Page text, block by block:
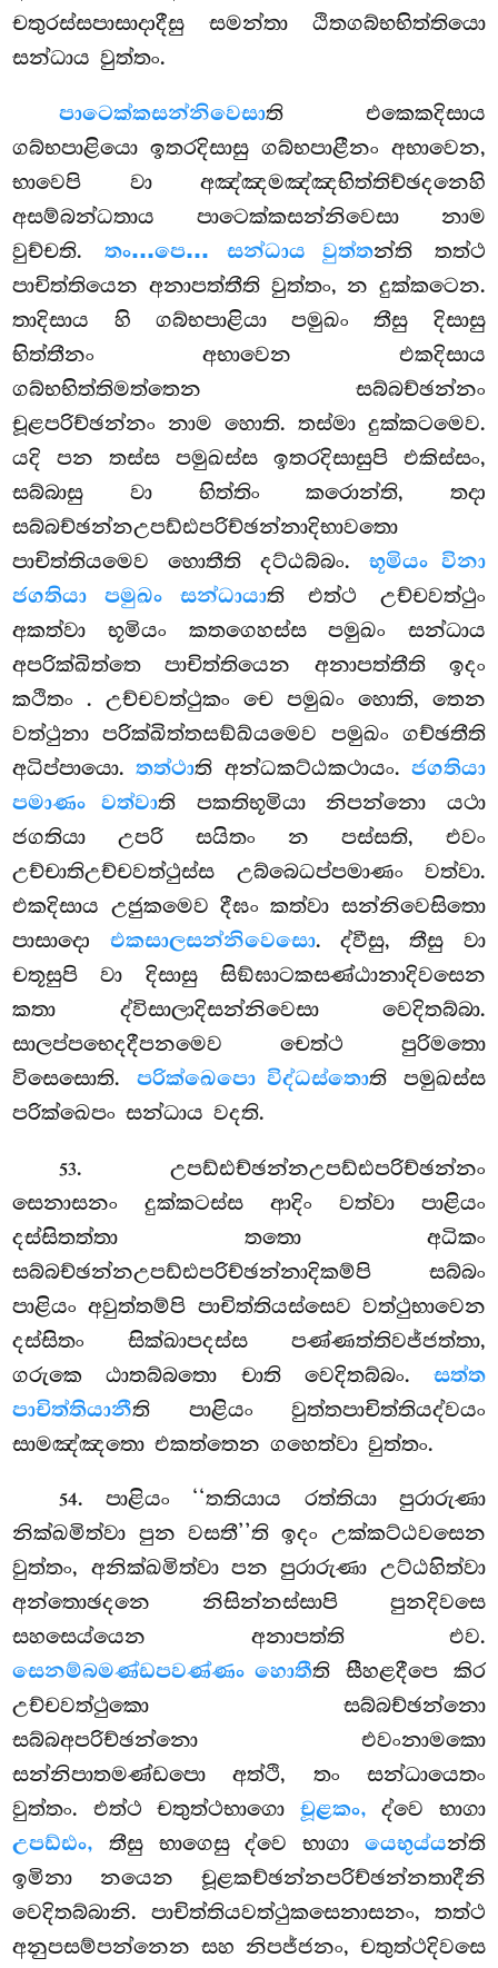
චතුරස්සපාසාදාදීසු සමන්තා ඨිතගබ්භභිත්තියො
සන්ධාය වුත්තං.
පාටෙක්කසන්නිවෙසාති එකෙකදිසාය
ගබ්භපාළියො ඉතරදිසාසු ගබ්භපාළීනං අභාවෙන,
භාවෙපි වා අඤ්ඤමඤ්ඤභිත්තිච්ඡදනෙහි
අසම්බන්ධතාය පාටෙක්කසන්නිවෙසා නාම
වුච්චති.තං…පෙ… සන්ධාය වුත්තන්ති තත්ථ
පාචිත්තියෙන අනාපත්තීති වුත්තං, න දුක්කටෙන.
තාදිසාය හි ගබ්භපාළියා පමුඛං තීසු දිසාසු
භිත්තීනං අභාවෙන එකදිසාය
ගබ්භභිත්තිමත්තෙන සබ්බච්ඡන්නං
චූළපරිච්ඡන්නං නාම හොති. තස්මා දුක්කටමෙව.
යදි පන තස්ස පමුඛස්ස ඉතරදිසාසුපි එකිස්සං,
සබ්බාසු වා භිත්තිං කරොන්ති, තදා
සබ්බච්ඡන්නඋපඩ්ඪපරිච්ඡන්නාදිභාවතො
පාචිත්තියමෙව හොතීති දට්ඨබ්බං. භූමියං විනා
ජගතියා පමුඛං සන්ධායාති එත්ථ උච්චවත්ථුං
අකත්වා භූමියං කතගෙහස්ස පමුඛං සන්ධාය
අපරික්ඛිත්තෙ පාචිත්තියෙන අනාපත්තීති ඉදං
කථිතං. උච්චවත්ථුකං චෙ පමුඛං හොති, තෙන
වත්ථුනා පරික්ඛිත්තසඞ්ඛ්යමෙව පමුඛං ගච්ඡතීති
අධිප්පායො.තත්ථාති අන්ධකට්ඨකථායං. ජගතියා
පමාණං වත්වාති පකතිභූමියා නිපන්නො යථා
ජගතියා උපරි සයිතං න පස්සති, එවං
උච්චාතිඋච්චවත්ථුස්ස උබ්බෙධප්පමාණං වත්වා.
එකදිසාය උජුකමෙව දීඝං කත්වා සන්නිවෙසිතො
පාසාදො එකසාලසන්නිවෙසො. ද්වීසු, තීසු වා
චතූසුපි වා දිසාසු සිඞ්ඝාටකසණ්ඨානාදිවසෙන
කතා ද්විසාලාදිසන්නිවෙසා වෙදිතබ්බා.
සාලප්පභෙදදීපනමෙව චෙත්ථ පුරිමතො
විසෙසොති.පරික්ඛෙපො විද්ධස්තොති පමුඛස්ස
පරික්ඛෙපං සන්ධාය වදති.
53. උපඩ්ඪච්ඡන්නඋපඩ්ඪපරිච්ඡන්නං
සෙනාසනං දුක්කටස්ස ආදිං වත්වා පාළියං
දස්සිතත්තා තතො අධිකං
සබ්බච්ඡන්නඋපඩ්ඪපරිච්ඡන්නාදිකම්පි සබ්බං
පාළියං අවුත්තම්පි පාචිත්තියස්සෙව වත්ථුභාවෙන
දස්සිතං සික්ඛාපදස්ස පණ්ණත්තිවජ්ජත්තා,
ගරුකෙ ඨාතබ්බතො චාති වෙදිතබ්බං. සත්ත
පාචිත්තියානීති පාළියං වුත්තපාචිත්තියද්වයං
සාමඤ්ඤතො එකත්තෙන ගහෙත්වා වුත්තං.
54. පාළියං ‘‘තතියාය රත්තියා පුරාරුණා
නික්ඛමිත්වා පුන වසතී’’ති ඉදං උක්කට්ඨවසෙන
වුත්තං, අනික්ඛමිත්වා පන පුරාරුණා උට්ඨහිත්වා
අන්තොඡදනෙ නිසින්නස්සාපි පුනදිවසෙ
සහසෙය්යෙන අනාපත්ති එව.
සෙනම්බමණ්ඩපවණ්ණං හොතීති සීහළදීපෙ කිර
උච්චවත්ථුකො සබ්බච්ඡන්නො
සබ්බඅපරිච්ඡන්නො එවංනාමකො
සන්නිපාතමණ්ඩපො අත්ථි, තං සන්ධායෙතං
වුත්තං. එත්ථ චතුත්ථභාගො චූළකං, ද්වෙ භාගා
උපඩ්ඪං, තීසු භාගෙසු ද්වෙ භාගා යෙභුය්යන්ති
ඉමිනා නයෙන චූළකච්ඡන්නපරිච්ඡන්නතාදීනි
වෙදිතබ්බානි. පාචිත්තියවත්ථුකසෙනාසනං, තත්ථ
අනුපසම්පන්නෙන සහ නිපජ්ජනං, චතුත්ථදිවසෙ